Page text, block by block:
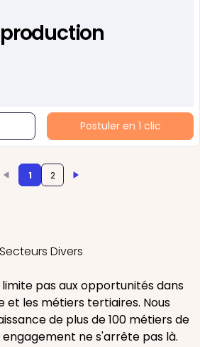
Postuler en 1 clic
1 2
Secteurs Divers
pas aux opportunités dans
et les métiers tertiaires. Nous
de plus de 100 métiers de
ne s'arrête pas là.